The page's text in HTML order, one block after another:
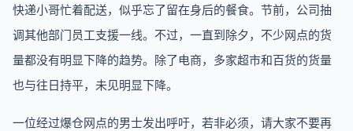
快递小哥忙着配送，似乎忘了留在身后的餐食。节前，公司抽
调其他部门员工支援一线。不过，一直到除夕，不少网点的货
量都没有明显下降的趋势。除了电商，多家超市和百货的货量
也与往日持平，未见明显下降。
一位经过爆仓网点的男士发出呼吁，若非必须，请大家不要再